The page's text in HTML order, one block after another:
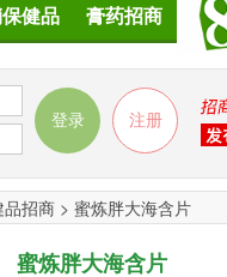
健品 膏药招商
品招商 > 蜜炼胖大海含片
蜜炼胖大海含片